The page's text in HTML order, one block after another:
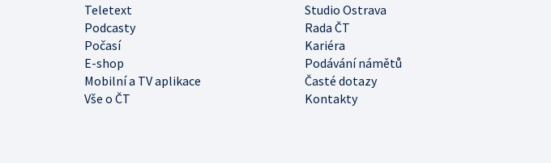
Teletext
Studio Ostrava
Podcasty
Rada ČT
Počasí
Kariéra
E-shop
Podávání námětů
Mobilní a TV aplikace
Časté dotazy
Vše o ČT
Kontakty